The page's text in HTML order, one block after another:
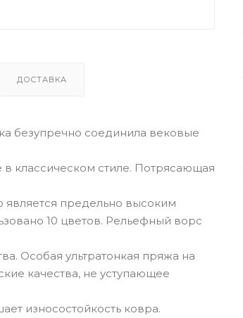
ДОСТАВКА
безупречно соединила вековые
классическом стиле. Потрясающая
является предельно высоким
10 цветов. Рельефный ворс
Особая ультратонкая пряжа на
качества, не уступающее
износостойкость ковра.